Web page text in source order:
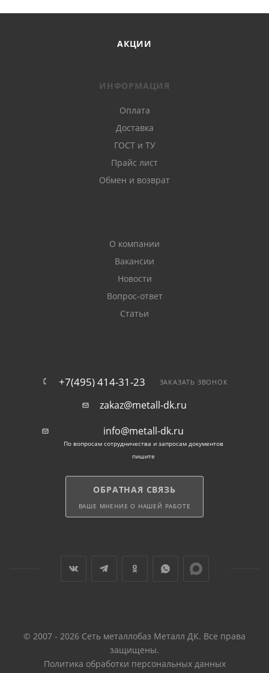
АКЦИИ
ИНФОРМАЦИЯ
Оплата
Доставка
ГОСТ и ТУ
Прайс лист
Обмен и возврат
О компании
Вакансии
Новости
Вопрос-ответ
Статьи
+7(495) 414-31-23 ЗАКАЗАТЬ ЗВОНОК
zakaz@metall-dk.ru
info@metall-dk.ru
По вопросам сотрудничества и запросам документов
пишите
ОБРАТНАЯ СВЯЗЬ
ВАШЕ МНЕНИЕ О НАШЕЙ РАБОТЕ
© 2007 - 2026 Сеть металлобаз Металл ДК. Все права
защищены.
Политика обработки персональных данных